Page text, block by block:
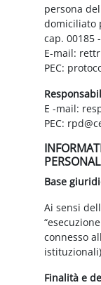
persona
domiciliato
cap. 00185
E-mail:
PEC:
E -mail:
PEC:
Base
Ai sensi
connesso
istituzionali)
Finalità e